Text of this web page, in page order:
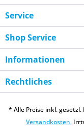
Service
Shop Service
Informationen
Rechtliches
* Alle Preise inkl.
Versandkosten.